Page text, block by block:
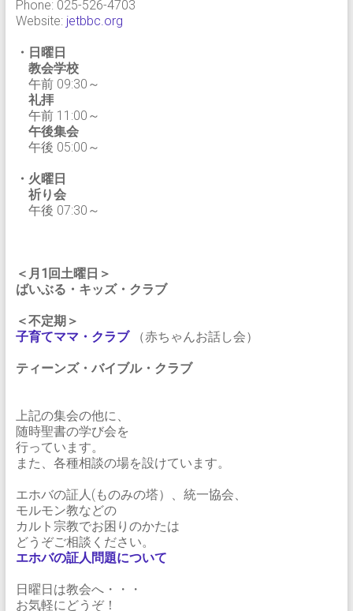
Phone: 025-526-4703
Website: jetbbc.org
・日曜日
教会学校
午前 09:30～
礼拝
午前 11:00～
午後集会
午後 05:00～
・火曜日
祈り会
午後 07:30～
＜月1回土曜日＞
ばいぶる・キッズ・クラブ
＜不定期＞
子育てママ・クラブ（赤ちゃんお話し会）
ティーンズ・バイブル・クラブ
上記の集会の他に、
随時聖書の学び会を
行っています。
また、各種相談の場を設けています。
エホバの証人(ものみの塔）、統一協会、
モルモン教などの
カルト宗教でお困りのかたは
どうぞご相談ください。
エホバの証人問題について
日曜日は教会へ・・・
お気軽にどうぞ！